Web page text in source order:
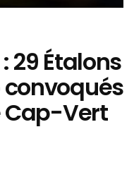
29 Étalons
convoqués
Cap-Vert